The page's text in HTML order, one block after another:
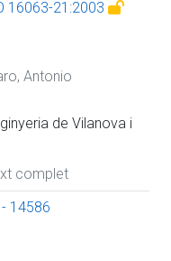
16063-21:2003
Antonio
de Vilanova i
complet
- 14586